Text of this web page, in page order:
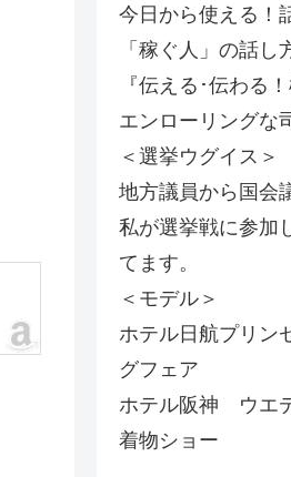
今日から使える！
「稼ぐ人」の話し
『伝える･伝わる
エンローリングな
＜選挙ウグイス＞
地方議員から国会
私が選挙戦に参加
てます。
＜モデル＞
ホテル日航プリ
グフェア
ホテル阪神 ウエ
着物ショー